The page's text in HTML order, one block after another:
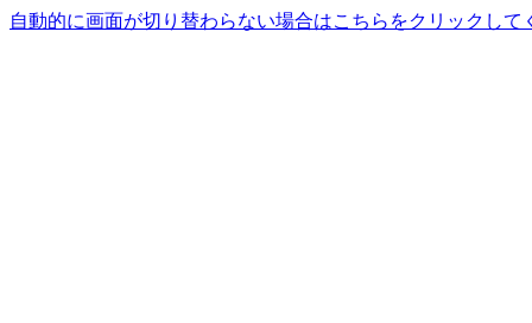
自動的に画面が切り替わらない場合はこちらをクリックして